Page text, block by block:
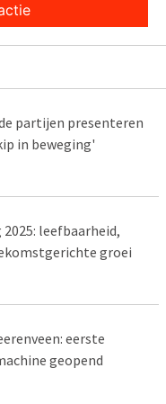
partijen presenteren
in beweging'
leefbaarheid,
groei
eerste
geopend